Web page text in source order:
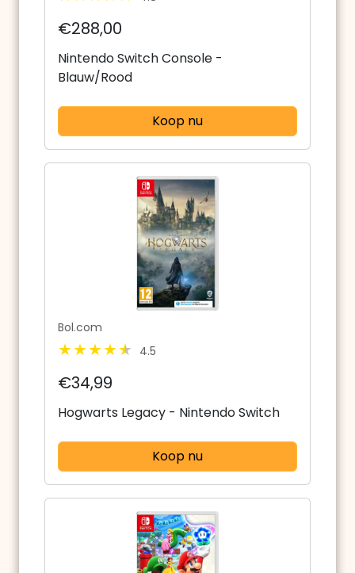
€288,00
Nintendo Switch Console -
Blauw/Rood
Koop nu
Bol.com
4.5
€34,99
Hogwarts Legacy - Nintendo Switch
Koop nu